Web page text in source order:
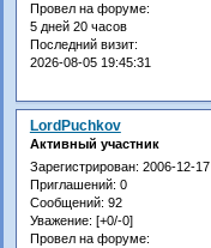
Провел на форуме:
5 дней 20 часов
Последний визит:
2026-08-05 19:45:31
LordPuchkov
Активный участник
Зарегистрирован: 2006-12-17
Приглашений: 0
Сообщений: 92
Уважение: [+0/-0]
Провел на форуме: